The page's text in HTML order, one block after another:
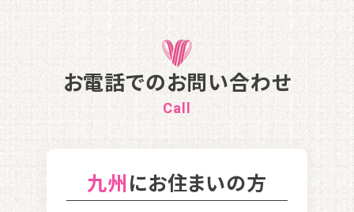
お電話でのお問い合わせ
Call
九州にお住まいの方